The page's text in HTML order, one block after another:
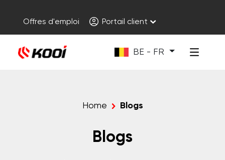
Offres d'emploi Portail client
BE - FR
Home Blogs
Blogs